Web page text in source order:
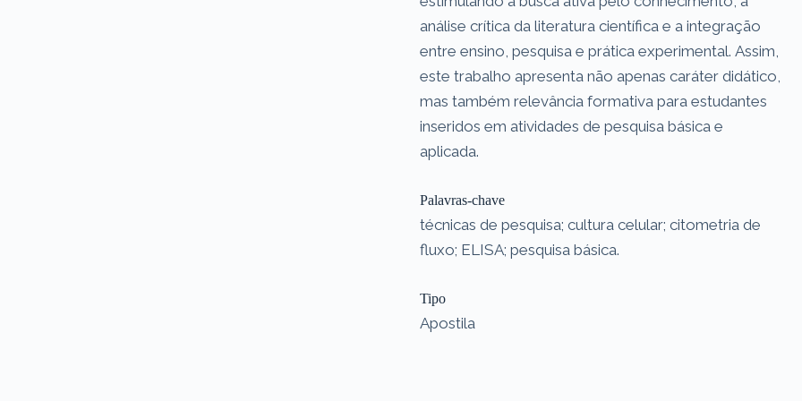
análise crítica da literatura científica e a integração
entre ensino, pesquisa e prática experimental. Assim,
este trabalho apresenta não apenas caráter didático,
mas também relevância formativa para estudantes
inseridos em atividades de pesquisa básica e
aplicada.
Palavras-chave
técnicas de pesquisa; cultura celular; citometria de
fluxo; ELISA; pesquisa básica.
Tipo
Apostila